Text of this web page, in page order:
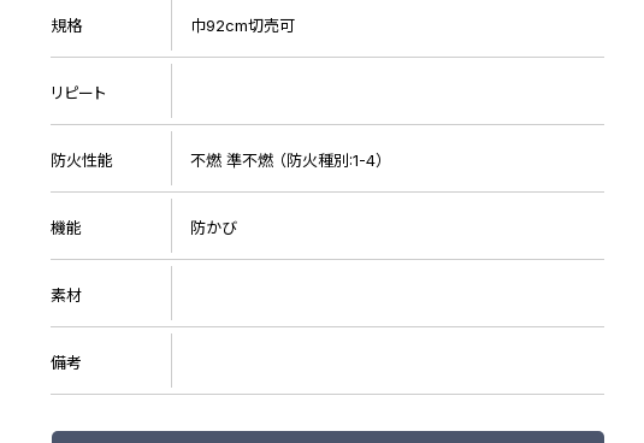
リピート画像
規格 巾92cm切売可
リピート
防火性能 不燃 準不燃 （防火種別:1-4）
機能 防かび
素材
備考